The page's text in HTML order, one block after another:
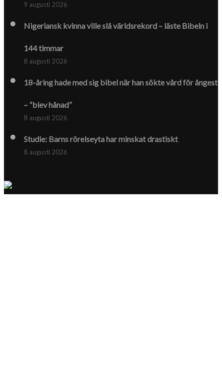
9 augusti 2026
Nigeriansk kvinna ville slå världs­rekord – läste Bibeln i
144 timmar
8 augusti 2026
18-åring hade med sig bibel när han sökte vård för ångest
– ”blev hånad”
8 augusti 2026
Studie: Barns rörelseyta har minskat drastiskt
8 augusti 2026